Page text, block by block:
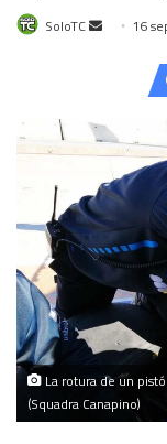
SoloTC
Send 16
La rotura de un
(Squadra Canapino)